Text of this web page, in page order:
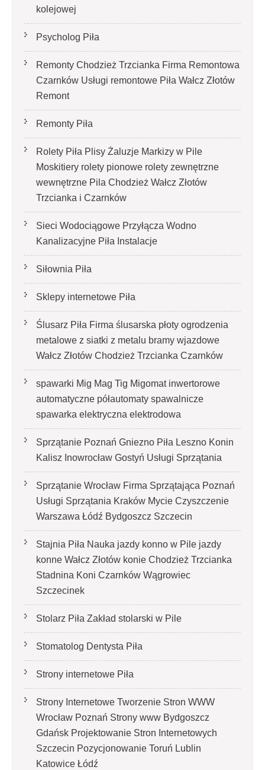
kolejowej
Psycholog Piła
Remonty Chodzież Trzcianka Firma Remontowa
Czarnków Usługi remontowe Piła Wałcz Złotów
Remont
Remonty Piła
Rolety Piła Plisy Żaluzje Markizy w Pile
Moskitiery rolety pionowe rolety zewnętrzne
wewnętrzne Pila Chodzież Wałcz Złotów
Trzcianka i Czarnków
Sieci Wodociągowe Przyłącza Wodno
Kanalizacyjne Piła Instalacje
Siłownia Piła
Sklepy internetowe Piła
Ślusarz Piła Firma ślusarska płoty ogrodzenia
metalowe z siatki z metalu bramy wjazdowe
Wałcz Złotów Chodzież Trzcianka Czarnków
spawarki Mig Mag Tig Migomat inwertorowe
automatyczne półautomaty spawalnicze
spawarka elektryczna elektrodowa
Sprzątanie Poznań Gniezno Piła Leszno Konin
Kalisz Inowrocław Gostyń Usługi Sprzątania
Sprzątanie Wrocław Firma Sprzątająca Poznań
Usługi Sprzątania Kraków Mycie Czyszczenie
Warszawa Łódź Bydgoszcz Szczecin
Stajnia Piła Nauka jazdy konno w Pile jazdy
konne Wałcz Złotów konie Chodzież Trzcianka
Stadnina Koni Czarnków Wągrowiec
Szczecinek
Stolarz Piła Zakład stolarski w Pile
Stomatolog Dentysta Piła
Strony internetowe Piła
Strony Internetowe Tworzenie Stron WWW
Wrocław Poznań Strony www Bydgoszcz
Gdańsk Projektowanie Stron Internetowych
Szczecin Pozycjonowanie Toruń Lublin
Katowice Łódź